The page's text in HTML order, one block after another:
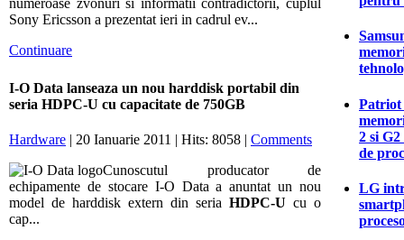
numeroase zvonuri si informatii contradictorii, cuplul
Sony Ericsson a prezentat ieri in cadrul ev...
Continuare
I-O Data lanseaza un nou harddisk portabil din
seria HDPC-U cu capacitate de 750GB
Hardware | 20 Ianuarie 2011 | Hits: 8058 | Comments
Cunoscutul producator de
echipamente de stocare I-O Data a anuntat un nou
model de harddisk extern din seria HDPC-U cu o
cap...
Patriot
2 si
de
LG